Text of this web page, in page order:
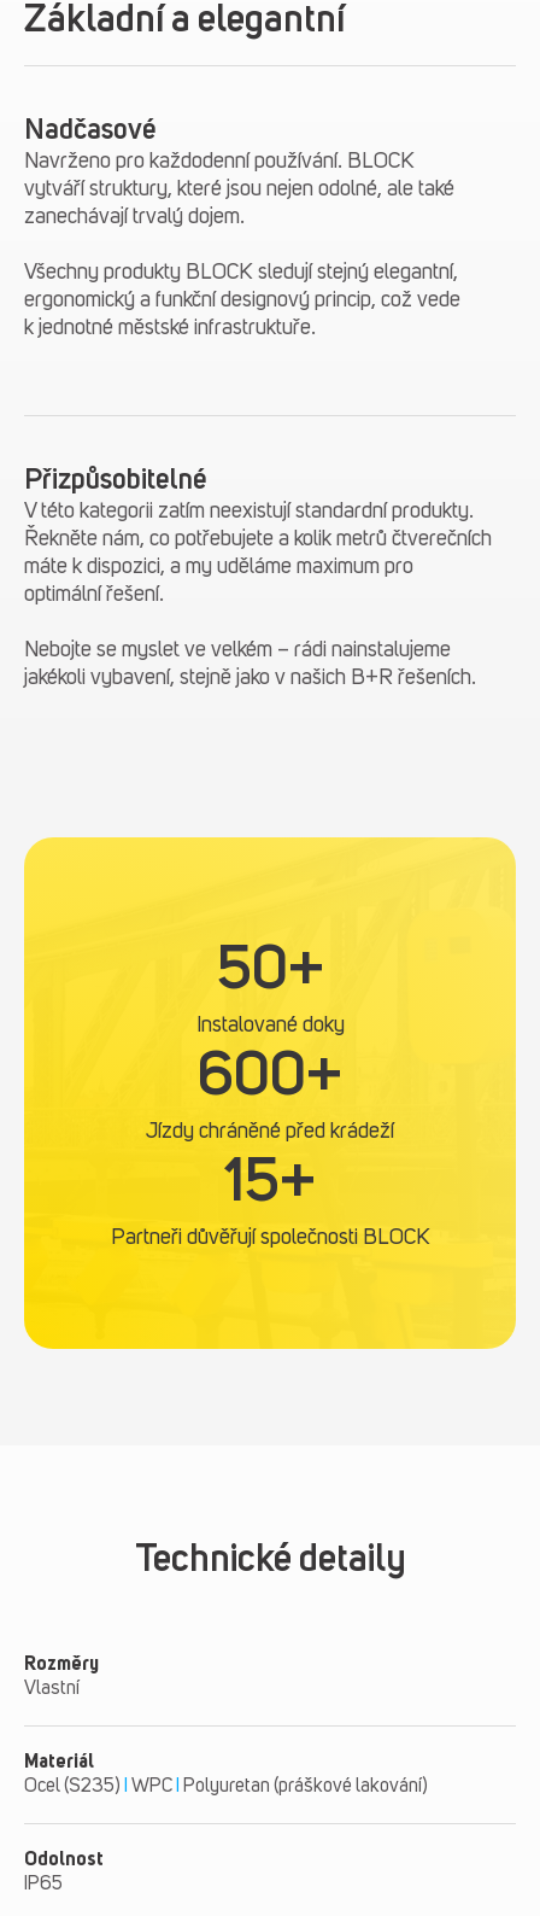
Základní a elegantní
Nadčasové
Navrženo pro každodenní používání. BLOCK
vytváří struktury, které jsou nejen odolné, ale také
zanechávají trvalý dojem.
Všechny produkty BLOCK sledují stejný elegantní,
ergonomický a funkční designový princip, což vede
k jednotné městské infrastruktuře.
Přizpůsobitelné
V této kategorii zatím neexistují standardní produkty.
Řekněte nám, co potřebujete a kolik metrů čtverečních
máte k dispozici, a my uděláme maximum pro
optimální řešení.
Nebojte se myslet ve velkém – rádi nainstalujeme
jakékoli vybavení, stejně jako v našich B+R řešeních.
50+
Instalované doky
+
600+
Jízdy chráněné před krádeží
15+
Partneři důvěřují společnosti BLOCK
Technické detaily
Rozměry
Vlastní
Materiál
Ocel (S235)
WPC Polyuretan (práškové lakování)
Odolnost
IP65